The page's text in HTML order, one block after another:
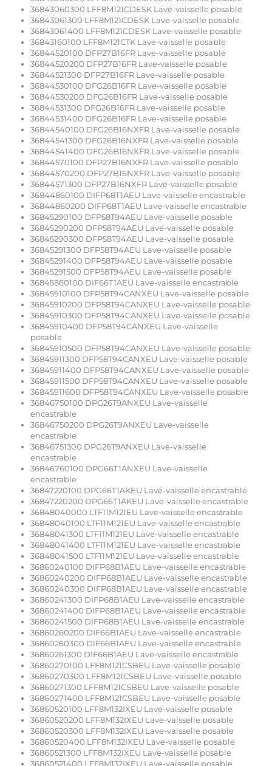
36843060300 LFF8M121CDESK Lave-vaisselle posable
36843061300 LFF8M121CDESK Lave-vaisselle posable
36843061400 LFF8M121CDESK Lave-vaisselle posable
36843160100 LFF8M121CTK Lave-vaisselle posable
36844520100 DFP27B16FR Lave-vaisselle posable
36844520200 DFP27B16FR Lave-vaisselle posable
36844521300 DFP27B16FR Lave-vaisselle posable
36844530100 DFG26B16FR Lave-vaisselle posable
36844530200 DFG26B16FR Lave-vaisselle posable
36844531300 DFG26B16FR Lave-vaisselle posable
36844531400 DFG26B16FR Lave-vaisselle posable
36844540100 DFG26B16NXFR Lave-vaisselle posable
36844541300 DFG26B16NXFR Lave-vaisselle posable
36844541400 DFG26B16NXFR Lave-vaisselle posable
36844570100 DFP27B16NXFR Lave-vaisselle posable
36844570200 DFP27B16NXFR Lave-vaisselle posable
36844571300 DFP27B16NXFR Lave-vaisselle posable
36844860100 DIFP68T1AEU Lave-vaisselle encastrable
36844860200 DIFP68T1AEU Lave-vaisselle encastrable
36845290100 DFP58T94AEU Lave-vaisselle posable
36845290200 DFP58T94AEU Lave-vaisselle posable
36845290300 DFP58T94AEU Lave-vaisselle posable
36845291300 DFP58T94AEU Lave-vaisselle posable
36845291400 DFP58T94AEU Lave-vaisselle posable
36845291500 DFP58T94AEU Lave-vaisselle posable
36845860100 DIF66T1AEU Lave-vaisselle encastrable
36845910100 DFP58T94CANXEU Lave-vaisselle posable
36845910200 DFP58T94CANXEU Lave-vaisselle posable
36845910300 DFP58T94CANXEU Lave-vaisselle posable
36845910400 DFP58T94CANXEU Lave-vaisselle
posable
36845910500 DFP58T94CANXEU Lave-vaisselle posable
36845911300 DFP58T94CANXEU Lave-vaisselle posable
36845911400 DFP58T94CANXEU Lave-vaisselle posable
36845911500 DFP58T94CANXEU Lave-vaisselle posable
36845911600 DFP58T94CANXEU Lave-vaisselle posable
36846750100 DPG26T9ANXEU Lave-vaisselle
encastrable
36846750200 DPG26T9ANXEU Lave-vaisselle
encastrable
36846751300 DPG26T9ANXEU Lave-vaisselle
encastrable
36846760100 DPG66T1ANXEU Lave-vaisselle
encastrable
36847220100 DPG66T1AKEU Lave-vaisselle encastrable
36847220200 DPG66T1AKEU Lave-vaisselle encastrable
36848040000 LTF11M121EU Lave-vaisselle encastrable
36848040100 LTF11M121EU Lave-vaisselle encastrable
36848041300 LTF11M121EU Lave-vaisselle encastrable
36848041400 LTF11M121EU Lave-vaisselle encastrable
36848041500 LTF11M121EU Lave-vaisselle encastrable
36860240100 DIFP68B1AEU Lave-vaisselle encastrable
36860240200 DIFP68B1AEU Lave-vaisselle encastrable
36860240300 DIFP68B1AEU Lave-vaisselle encastrable
36860241300 DIFP68B1AEU Lave-vaisselle encastrable
36860241400 DIFP68B1AEU Lave-vaisselle encastrable
36860241500 DIFP68B1AEU Lave-vaisselle encastrable
36860260200 DIF66B1AEU Lave-vaisselle encastrable
36860260300 DIF66B1AEU Lave-vaisselle encastrable
36860261300 DIF66B1AEU Lave-vaisselle encastrable
36860270100 LFF8M121CSBEU Lave-vaisselle posable
36860270300 LFF8M121CSBEU Lave-vaisselle posable
36860271300 LFF8M121CSBEU Lave-vaisselle posable
36860271400 LFF8M121CSBEU Lave-vaisselle posable
36860520100 LFF8M132IXEU Lave-vaisselle posable
36860520200 LFF8M132IXEU Lave-vaisselle posable
36860520300 LFF8M132IXEU Lave-vaisselle posable
36860520400 LFF8M132IXEU Lave-vaisselle posable
36860521300 LFF8M132IXEU Lave-vaisselle posable
36860521400 LFF8M132IXEU Lave-vaisselle posable